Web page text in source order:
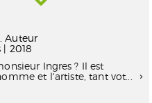
Auteur
2018
Ingres ? Il est
et l'artiste, tant vot...